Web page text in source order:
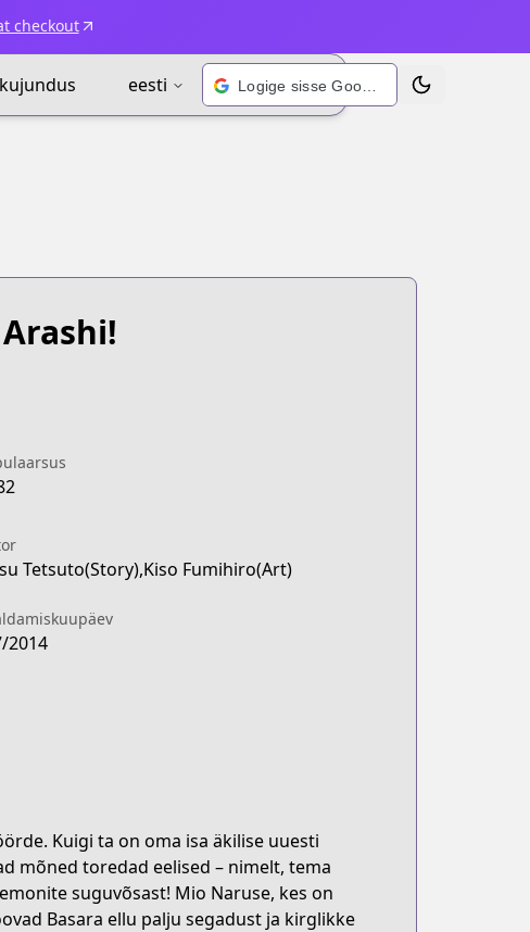
checkout
eesti Vaheta teema
Tetsuto(Story),Kiso Fumihiro(Art)
2014
Kuigi ta on oma isa äkilise uuesti
mõned toredad eelised – nimelt, tema
suguvõsast! Mio Naruse, kes on
Basara ellu palju segadust ja kirglikke